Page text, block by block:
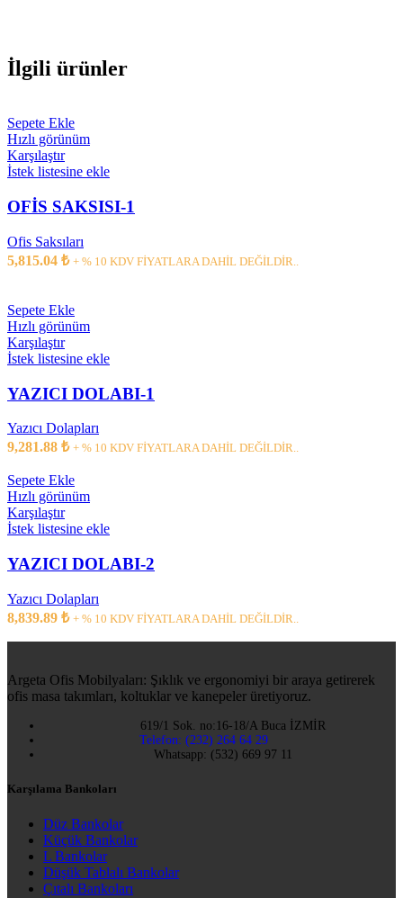
İlgili ürünler
Sepete Ekle
Hızlı görünüm
Karşılaştır
İstek listesine ekle
OFİS SAKSISI-1
Ofis Saksıları
5,815.04 ₺ + % 10 KDV FİYATLARA DAHİL DEĞİLDİR..
Sepete Ekle
Hızlı görünüm
Karşılaştır
İstek listesine ekle
YAZICI DOLABI-1
Yazıcı Dolapları
9,281.88 ₺ + % 10 KDV FİYATLARA DAHİL DEĞİLDİR..
Sepete Ekle
Hızlı görünüm
Karşılaştır
İstek listesine ekle
YAZICI DOLABI-2
Yazıcı Dolapları
8,839.89 ₺ + % 10 KDV FİYATLARA DAHİL DEĞİLDİR..
Argeta Ofis Mobilyaları: Şıklık ve ergonomiyi bir araya getirerek
ofis masa takımları, koltuklar ve kanepeler üretiyoruz.
619/1 Sok. no:16-18/A Buca İZMİR
Telefon: (232) 264 64 29
Whatsapp: (532) 669 97 11
Karşılama Bankoları
Düz Bankolar
Küçük Bankolar
L Bankolar
Düşük Tablalı Bankolar
Çıtalı Bankoları